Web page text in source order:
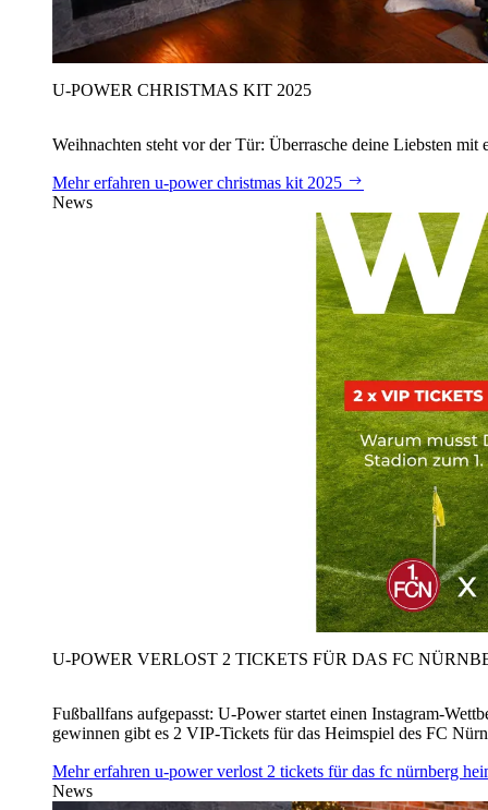
U‑POWER CHRISTMAS KIT 2025
Weihnachten steht vor der Tür: Überrasche deine Liebsten
Mehr erfahren u‑power christmas kit 2025
News
U‑POWER VERLOST 2 TICKETS FÜR DAS FC
Fußballfans aufgepasst: U‑Power startet einen Instagram-
gewinnen gibt es 2 VIP-Tickets für das Heimspiel des FC
Mehr erfahren u‑power verlost 2 tickets für das fc nürnberg
News